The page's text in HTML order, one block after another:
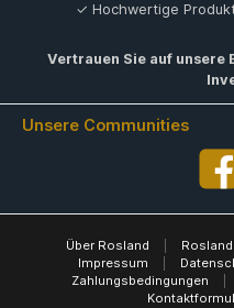
✓ Hochwertige
Vertrauen Sie auf unsere
Unsere Communities
Über Rosland
Impressum
Zahlungsbedingungen